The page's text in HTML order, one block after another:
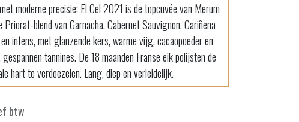
moderne precisie: El Cel 2021 is de topcuvée van Merum
blend van Garnacha, Cabernet Sauvignon, Cariñena
intens, met glanzende kers, warme vijg, cacaopoeder en
tannines. De 18 maanden Franse eik polijsten de
hart te verdoezelen. Lang, diep en verleidelijk.
btw